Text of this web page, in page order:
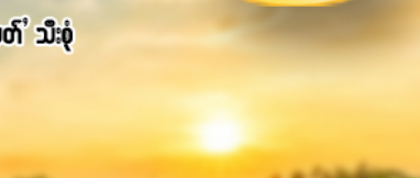
ရှိမှုကို မြင့်တက်စေပြီး အသီးအရည်အသွေး၊ အရွယ်အစားနဲ့
ါတယ်။ ဟူးမစ်အက်စစ်ပါဝင်ပေါင်းစပ်ထားတဲ့အတွက်
ေထိန်းနိုင်စွမ်းအားကောင်းလာခြင်းအပါအဝင်
ားသီးနှံများ၊ပဲအမျိုးမျိုး၊ဟင်းသီးဟင်းရွက်နဲ့ ဥယျာဉ်ခြံသီးနှံ
က်(perfect)မယ့် စမတ်သီးစုံနော် အရွေးမမှားတာသေချာပြီ
တ်သီးစုံကို သုံးကြပါစို့....